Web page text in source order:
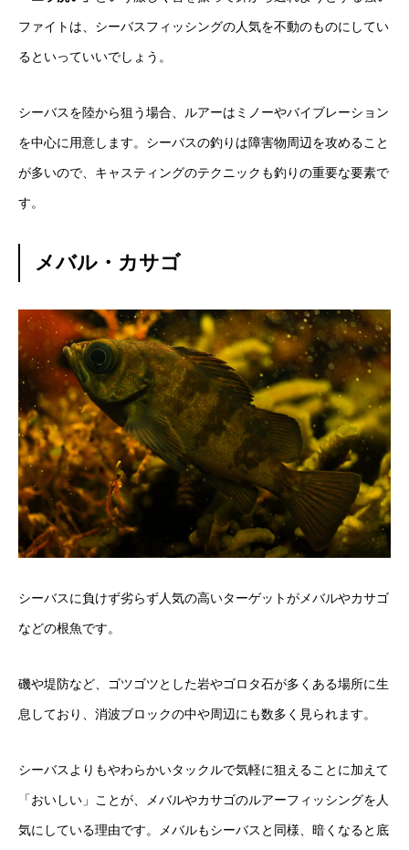
ファイトは、シーバスフィッシングの人気を不動のものにしてい
るといっていいでしょう。
シーバスを陸から狙う場合、ルアーはミノーやバイブレーション
を中心に用意します。シーバスの釣りは障害物周辺を攻めること
が多いので、キャスティングのテクニックも釣りの重要な要素で
す。
メバル・カサゴ
シーバスに負けず劣らず人気の高いターゲットがメバルやカサゴ
などの根魚です。
磯や堤防など、ゴツゴツとした岩やゴロタ石が多くある場所に生
息しており、消波ブロックの中や周辺にも数多く見られます。
シーバスよりもやわらかいタックルで気軽に狙えることに加えて
「おいしい」ことが、メバルやカサゴのルアーフィッシングを人
気にしている理由です。メバルもシーバスと同様、暗くなると底